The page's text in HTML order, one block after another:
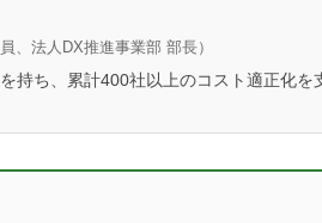
、法人DX推進事業部 部長）
持ち、累計400社以上のコスト適正化を